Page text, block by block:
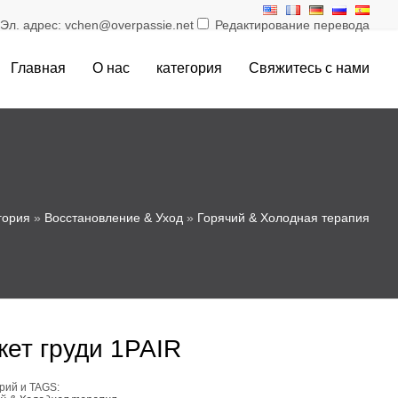
адрес: vchen@overpassie.net Редактирование перевода
Главная О нас категория Свяжитесь с нами
» Восстановление & Уход » Горячий & Холодная терапия
груди 1PAIR
и TAGS: